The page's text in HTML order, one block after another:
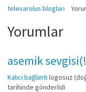
televarolus blogları
Yorumlar
asemik
Kalıcı bağlantı logosuz
tarihinde gönderildi